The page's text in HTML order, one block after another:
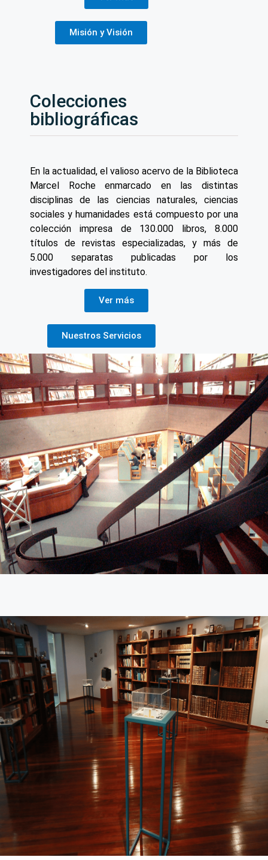
Misión y Visión
Colecciones
bibliográficas
En la actualidad, el valioso acervo de la Biblioteca
Marcel Roche enmarcado en las distintas
disciplinas de las ciencias naturales, ciencias
sociales y humanidades está compuesto por una
colección impresa de 130.000 libros, 8.000
títulos de revistas especializadas, y más de
5.000 separatas publicadas por los
investigadores del instituto.
Ver más
Nuestros Servicios